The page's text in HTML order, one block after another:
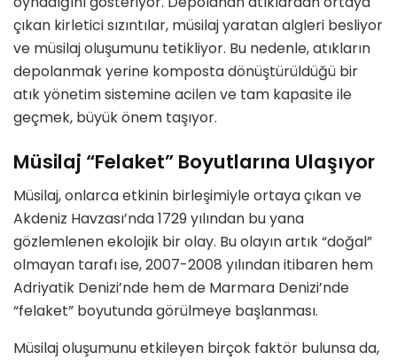
çıkan kirletici sızıntılar, müsilaj yaratan algleri besliyor
ve müsilaj oluşumunu tetikliyor. Bu nedenle, atıkların
depolanmak yerine komposta dönüştürüldüğü bir
atık yönetim sistemine acilen ve tam kapasite ile
geçmek, büyük önem taşıyor.
Müsilaj “Felaket” Boyutlarına Ulaşıyor
Müsilaj, onlarca etkinin birleşimiyle ortaya çıkan ve
Akdeniz Havzası’nda 1729 yılından bu yana
gözlemlenen ekolojik bir olay. Bu olayın artık “doğal”
olmayan tarafı ise, 2007-2008 yılından itibaren hem
Adriyatik Denizi’nde hem de Marmara Denizi’nde
“felaket” boyutunda görülmeye başlanması.
Müsilaj oluşumunu etkileyen birçok faktör bulunsa da,